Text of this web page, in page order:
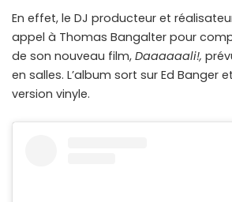
En effet, le DJ producteur et
appel à Thomas Bangalter pour
de son nouveau film, Daaaaaali!,
en salles. L’album sort sur Ed Banger
version vinyle.